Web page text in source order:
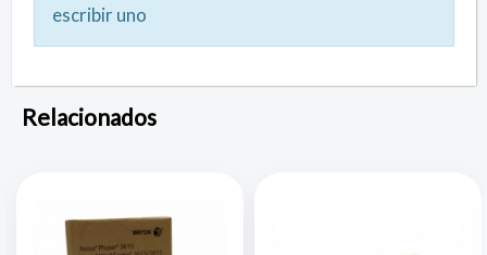
escribir uno
Relacionados